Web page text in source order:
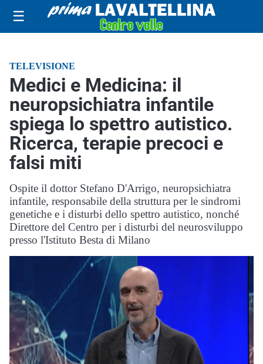
☰
TELEVISIONE
Medici e Medicina: il
neuropsichiatra infantile
spiega lo spettro autistico.
Ricerca, terapie precoci e
falsi miti
Ospite il dottor Stefano D'Arrigo, neuropsichiatra
infantile, responsabile della struttura per le sindromi
genetiche e i disturbi dello spettro autistico, nonché
Direttore del Centro per i disturbi del neurosviluppo
presso l'Istituto Besta di Milano